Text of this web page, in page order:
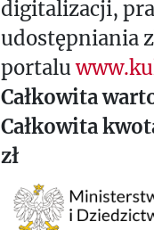
digitalizacji,
udostępniania
portalu
Całkowita
Całkowita
zł